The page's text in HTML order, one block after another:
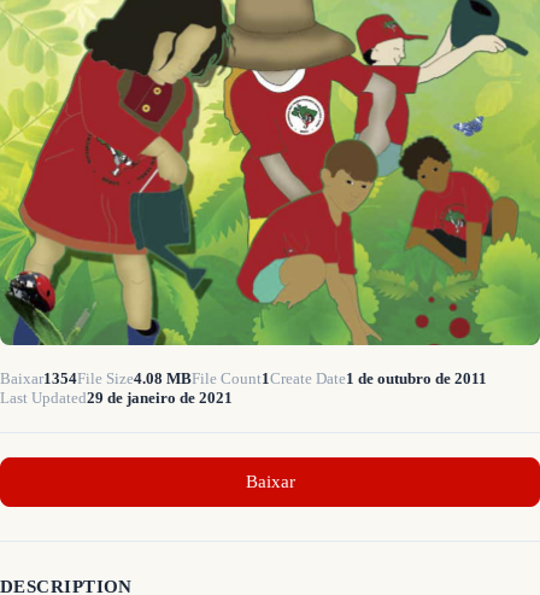
Baixar1354File Size4.08 MBFile Count1Create Date1 de outubro de 2011
Last Updated29 de janeiro de 2021
Baixar
DESCRIPTION